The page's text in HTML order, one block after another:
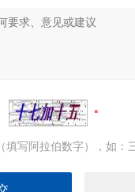
填写阿拉伯数字），如：